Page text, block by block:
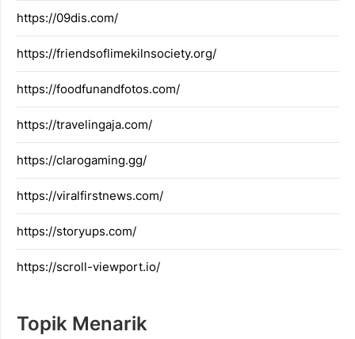
https://09dis.com/
https://friendsoflimekilnsociety.org/
https://foodfunandfotos.com/
https://travelingaja.com/
https://clarogaming.gg/
https://viralfirstnews.com/
https://storyups.com/
https://scroll-viewport.io/
Topik Menarik